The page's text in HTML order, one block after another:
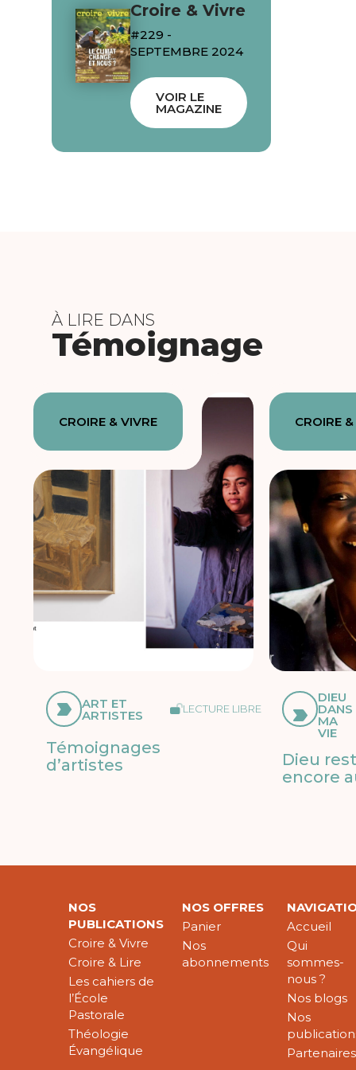
Croire & Vivre
#229 -
SEPTEMBRE 2024
VOIR LE
MAGAZINE
À LIRE DANS
Témoignage
CROIRE & VIVRE
ART ET
ARTISTES LECTURE LIBRE
Témoignages
d’artistes
CROIRE
DIEU
DANS
MA
VIE
Dieu
encore
NOS
PUBLICATIONS
Croire & Vivre
Croire & Lire
Les cahiers de
l’École
Pastorale
Théologie
Évangélique
NOS OFFRES
Panier
Nos
abonnements
Accueil
Qui
sommes-
nous ?
Nos blogs
Nos
Partenaires